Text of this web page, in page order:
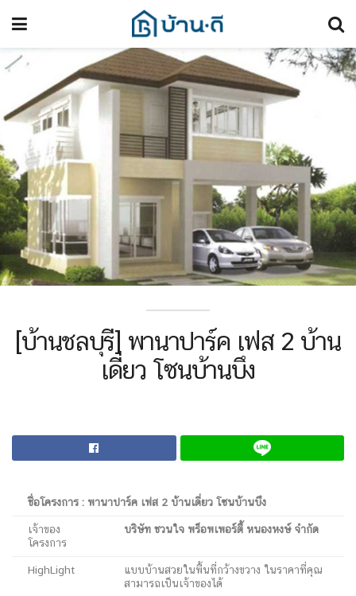
[บ้านชลบุรี] พานาปาร์ค เฟส 2 บ้าน
เดี่ยว โซนบ้านบึง
ชื่อโครงการ : พานาปาร์ค เฟส 2 บ้านเดี่ยว โซนบ้านบึง
เจ้าของ
โครงการ
บริษัท ชวนใจ พร็อพเพอร์ตี้ หนองหงษ์ จำกัด
HighLight
แบบบ้านสวยในพื้นที่กว้างขวาง ในราคาที่คุณ
สามารถเป็นเจ้าของได้